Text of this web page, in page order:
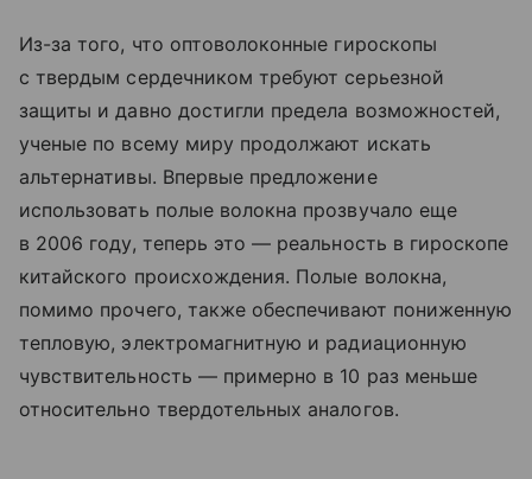
Из-за того, что оптоволоконные гироскопы
с твердым сердечником требуют серьезной
защиты и давно достигли предела возможностей,
ученые по всему миру продолжают искать
альтернативы. Впервые предложение
использовать полые волокна прозвучало еще
в 2006 году, теперь это — реальность в гироскопе
китайского происхождения. Полые волокна,
помимо прочего, также обеспечивают пониженную
тепловую, электромагнитную и радиационную
чувствительность — примерно в 10 раз меньше
относительно твердотельных аналогов.